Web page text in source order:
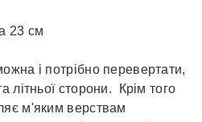
23 см
і потрібно перевертати,
літньої сторони. Крім того
м'яким верствам